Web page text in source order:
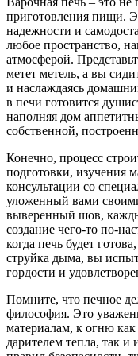
приготовления пищи.
надежности и
любое пространство,
атмосферой.
метет метель, а вы
и наслаждаясь
в печи готовится
наполняя дом
собственной,
Конечно, процесс
подготовки, изучения
консультации со
уложенный вами
выверенный шов,
создание чего-то по-
когда печь будет
струйка дыма, вы
гордости и
Помните, что печное
философия. Это
материалам, к огню
дарителем тепла, так